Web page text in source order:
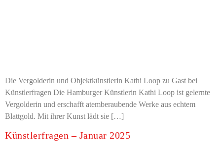
Die Vergolderin und Objektkünstlerin Kathi Loop zu Gast bei
Künstlerfragen Die Hamburger Künstlerin Kathi Loop ist gelernte
Vergolderin und erschafft atemberaubende Werke aus echtem
Blattgold. Mit ihrer Kunst lädt sie […]
Künstlerfragen – Januar 2025